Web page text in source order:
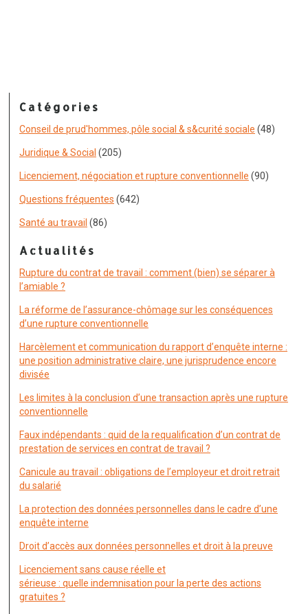
Catégories
Conseil de prud'hommes, pôle social & s&curité sociale (48)
Juridique & Social (205)
Licenciement, négociation et rupture conventionnelle (90)
Questions fréquentes (642)
Santé au travail (86)
Actualités
Rupture du contrat de travail : comment (bien) se séparer à
l’amiable ?
La réforme de l’assurance-chômage sur les conséquences
d’une rupture conventionnelle
Harcèlement et communication du rapport d’enquête interne :
une position administrative claire, une jurisprudence encore
divisée
Les limites à la conclusion d’une transaction après une rupture
conventionnelle
Faux indépendants : quid de la requalification d’un contrat de
prestation de services en contrat de travail ?
Canicule au travail : obligations de l’employeur et droit retrait
du salarié
La protection des données personnelles dans le cadre d’une
enquête interne
Droit d’accès aux données personnelles et droit à la preuve
Licenciement sans cause réelle et
sérieuse : quelle indemnisation pour la perte des actions
gratuites ?